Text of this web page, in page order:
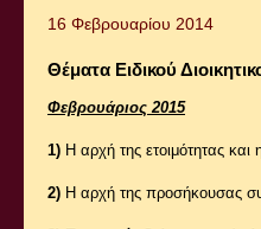
16 Φεβρουαρίου 2014
Θέματα Ειδικού
Φεβρουάριος 2015
1) Η αρχή της ετοιμότητας
2) Η αρχή της προσήκουσας